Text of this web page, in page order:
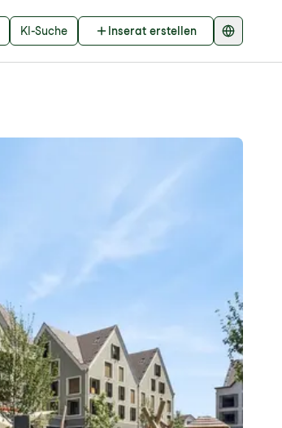
KI-Suche Inserat erstellen